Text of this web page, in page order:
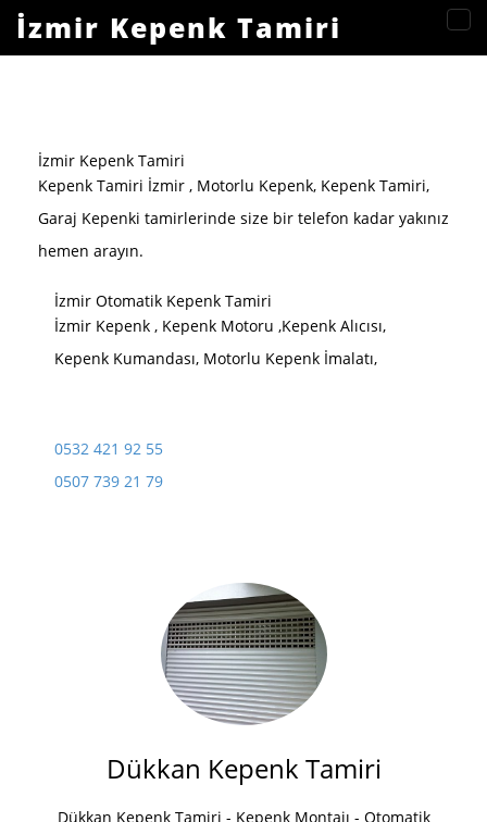
İzmir Kepenk Tamiri
İzmir Kepenk Tamiri
Kepenk Tamiri İzmir , Motorlu Kepenk, Kepenk Tamiri,
Garaj Kepenki tamirlerinde size bir telefon kadar yakınız
hemen arayın.
İzmir Otomatik Kepenk Tamiri
İzmir Kepenk , Kepenk Motoru ,Kepenk Alıcısı,
Kepenk Kumandası, Motorlu Kepenk İmalatı,
0532 421 92 55
0507 739 21 79
Dükkan Kepenk Tamiri
Dükkan Kepenk Tamiri - Kepenk Montajı - Otomatik